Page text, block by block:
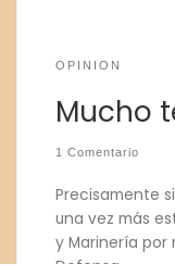
OPINION
Mucho
1 Comentario
Precisamente
una vez más
y Marinería por